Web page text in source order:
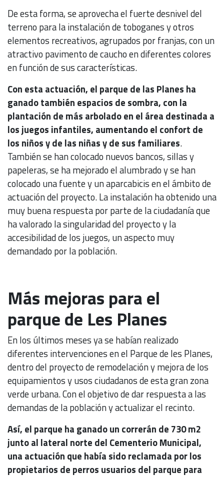
De esta forma, se aprovecha el fuerte desnivel del
terreno para la instalación de toboganes y otros
elementos recreativos, agrupados por franjas, con un
atractivo pavimento de caucho en diferentes colores
en función de sus características.
Con esta actuación, el parque de las Planes ha
ganado también espacios de sombra, con la
plantación de más arbolado en el área destinada a
los juegos infantiles, aumentando el confort de
los niños y de las niñas y de sus familiares.
También se han colocado nuevos bancos, sillas y
papeleras, se ha mejorado el alumbrado y se han
colocado una fuente y un aparcabicis en el ámbito de
actuación del proyecto. La instalación ha obtenido una
muy buena respuesta por parte de la ciudadanía que
ha valorado la singularidad del proyecto y la
accesibilidad de los juegos, un aspecto muy
demandado por la población.
Más mejoras para el
parque de Les Planes
En los últimos meses ya se habían realizado
diferentes intervenciones en el Parque de les Planes,
dentro del proyecto de remodelación y mejora de los
equipamientos y usos ciudadanos de esta gran zona
verde urbana. Con el objetivo de dar respuesta a las
demandas de la población y actualizar el recinto.
Así, el parque ha ganado un correrán de 730 m2
junto al lateral norte del Cementerio Municipal,
una actuación que había sido reclamada por los
propietarios de perros usuarios del parque para